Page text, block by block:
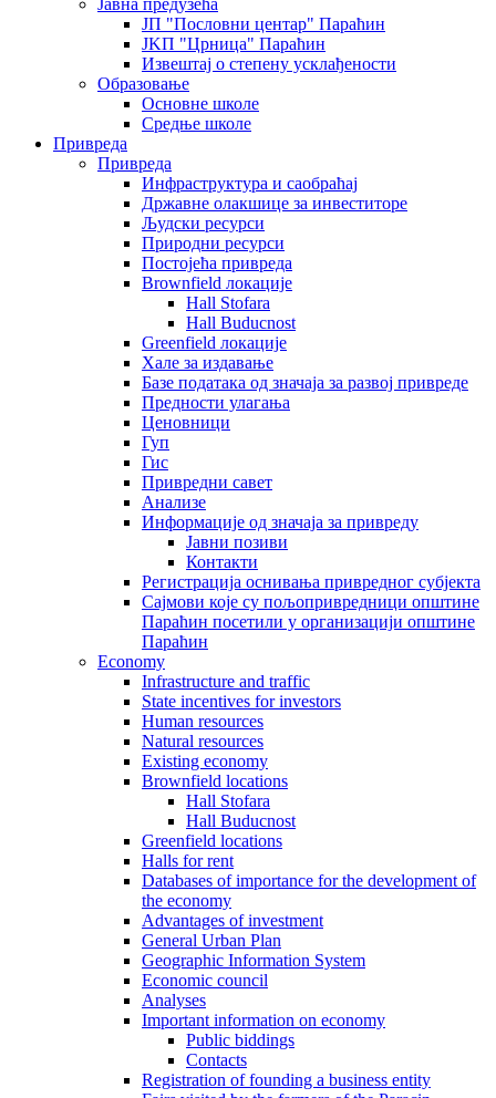
Јавна предузећа
ЈП "Пословни центар" Параћин
ЈKП "Црница" Параћин
Извештај о степену усклађености
Образовање
Основне школе
Средње школе
Привреда
Привреда
Инфраструктура и саобраћај
Државне олакшице за инвеститоре
Људски ресурси
Природни ресурси
Постојећа привреда
Brownfield локације
Hall Stofara
Hall Buducnost
Greenfield локације
Хале за издавање
Базе података од значаја за развој привреде
Предности улагања
Ценовници
Гуп
Гис
Привредни савет
Aнализе
Информације од значаја за привреду
Јавни позиви
Контакти
Регистрација оснивања привредног субјекта
Сајмови које су пољопривредници општине
Параћин посетили у организацији општине
Параћин
Economy
Infrastructure and traffic
State incentives for investors
Human resources
Natural resources
Existing economy
Brownfield locations
Hall Stofara
Hall Buducnost
Greenfield locations
Halls for rent
Databases of importance for the development of
the economy
Advantages of investment
General Urban Plan
Geographic Information System
Еconomic council
Analyses
Important information on economy
Public biddings
Contacts
Registration of founding a business entity